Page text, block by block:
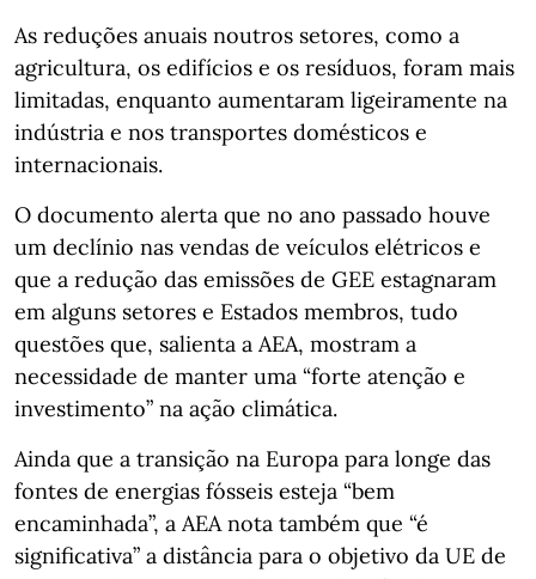
As reduções anuais noutros setores, como a
agricultura, os edifícios e os resíduos, foram mais
limitadas, enquanto aumentaram ligeiramente na
indústria e nos transportes domésticos e
internacionais.
O documento alerta que no ano passado houve
um declínio nas vendas de veículos elétricos e
que a redução das emissões de GEE estagnaram
em alguns setores e Estados membros, tudo
questões que, salienta a AEA, mostram a
necessidade de manter uma “forte atenção e
investimento” na ação climática.
Ainda que a transição na Europa para longe das
fontes de energias fósseis esteja “bem
encaminhada”, a AEA nota também que “é
significativa” a distância para o objetivo da UE de